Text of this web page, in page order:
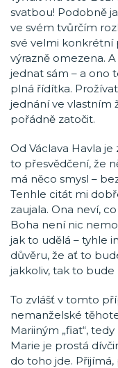
svatbou! Podobně
ve svém tvůrčím
své velmi konkrétní
výrazně omezena.
jednat sám – a ono
plná řídítka.
jednání ve vlastním
pořádně zatočit.
Od Václava Havla
to přesvědčení, že
má něco smysl –
Tenhle citát mi
zaujala. Ona neví,
Boha není nic
jak to udělá – tyhle
důvěru, že ať to
jakkoliv, tak to bude
To zvlášť v tomto
nemanželské
Mariiným „fiat“,
Marie je prostá
do toho jde.